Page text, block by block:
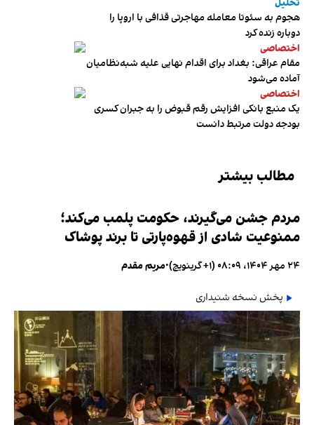
تحلیل
هجوم به سئوتا معامله مهاجرتی قذافی با اروپا را
دوباره زنده کرد
اختصاصی
مقام عراقی: بغداد برای اقدام نهایی علیه شبه‌نظامیان
آماده می‌شود
اختصاصی
یک منبع بانکی افزایش رقم قبوض را به جبران کسری
بودجه دولت مرتبط دانست
مطالب بیشتر
مردم جشن می‌گیرند، حکومت پلمب می‌کند؛
ممنوعیت شادی از قهوه‌پارتی تا برند پوشاک
۲۴ مهر ۱۴۰۴، ۰۸:۰۹ (‎+۱ گرینویچ) •مریم مقدم
پخش نسخه شنیداری